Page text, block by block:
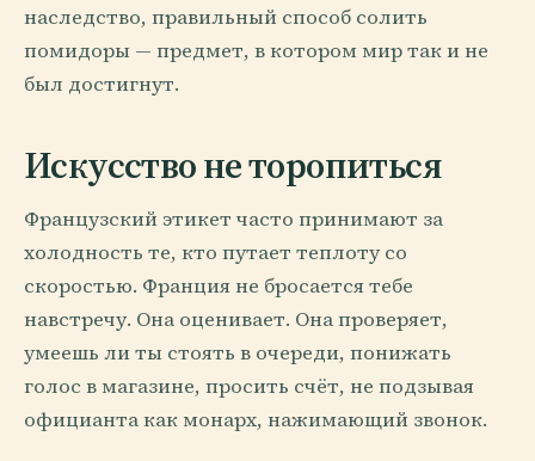
наследство, правильный способ солить
помидоры — предмет, в котором мир так и не
был достигнут.
Искусство не торопиться
Французский этикет часто принимают за
холодность те, кто путает теплоту со
скоростью. Франция не бросается тебе
навстречу. Она оценивает. Она проверяет,
умеешь ли ты стоять в очереди, понижать
голос в магазине, просить счёт, не подзывая
официанта как монарх, нажимающий звонок.